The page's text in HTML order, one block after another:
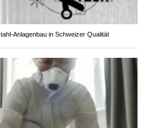
Anlagenbau in Schweizer Qualität